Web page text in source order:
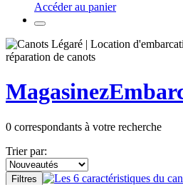
Accéder au panier
Magasinez
0 correspondants à votre recherche
Trier par:
Filtres